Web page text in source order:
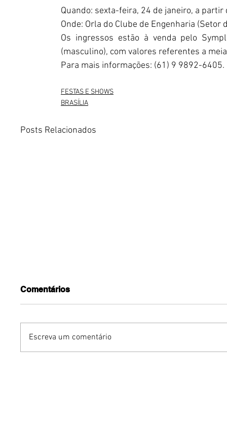
Quando: sexta-feira, 24 de janeiro, a
Onde: Orla do Clube de Engenharia
Os ingressos estão à venda pelo
(masculino), com valores referentes a
Para mais informações: (61) 9 9892-6405.
FESTAS E SHOWS
BRASÍLIA
Posts Relacionados
Comentários
Escreva um comentário